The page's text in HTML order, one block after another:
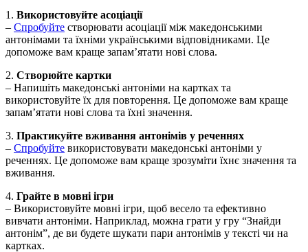
1. Використовуйте асоціації
– Спробуйте створювати асоціації між македонськими
антонімами та їхніми українськими відповідниками. Це
допоможе вам краще запам’ятати нові слова.
2. Створюйте картки
– Напишіть македонські антоніми на картках та
використовуйте їх для повторення. Це допоможе вам краще
запам’ятати нові слова та їхні значення.
3. Практикуйте вживання антонімів у реченнях
– Спробуйте використовувати македонські антоніми у
реченнях. Це допоможе вам краще зрозуміти їхнє значення та
вживання.
4. Грайте в мовні ігри
– Використовуйте мовні ігри, щоб весело та ефективно
вивчати антоніми. Наприклад, можна грати у гру “Знайди
антонім”, де ви будете шукати пари антонімів у тексті чи на
картках.